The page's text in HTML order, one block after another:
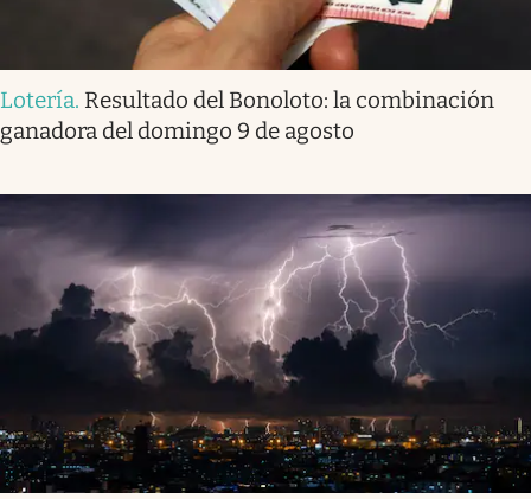
Lotería. Resultado del Bonoloto: la combinación
ganadora del domingo 9 de agosto